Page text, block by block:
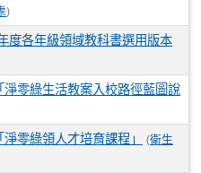
)
度各年級領域教科書選用版本
淨零綠生活教案入校路徑藍圖說
零綠領人才培育課程」 (衛生